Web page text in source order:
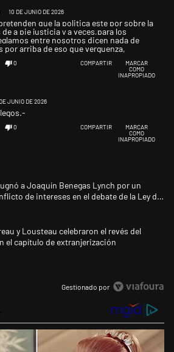
10 DE JUNIO DE 2026
que la politica este por sobre la
a pie justicia y a veces,para los
entre nosotros dicen nada de
por arriba de eso que verguenza,
0 COMPARTIR
MARCAR
COMO
INAPROPIADO
JUNIO DE 2026
0 COMPARTIR
MARCAR
COMO
INAPROPIADO
con más comentarios en los últimos
el título "Di Tullio impugnó a Joaquín
a Joaquín Benegas Lynch por un
de intereses en el debate de la Ley de
el título "Grabois, Moreau y Lousteau
y Lousteau celebraron el revés del
el capítulo de extranjerización
Gestionado por